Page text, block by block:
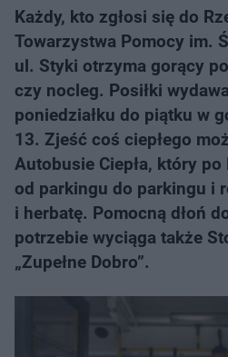
Każdy, kto zgłosi się do
Towarzystwa Pomocy im.
ul. Styki otrzyma gorący
czy nocleg. Posiłki
poniedziałku do piątku w
13. Zjeść coś ciepłego
Autobusie Ciepła, który
od parkingu do parkingu i
i herbatę. Pomocną dłoń
potrzebie wyciąga także
„Zupełne Dobro”.